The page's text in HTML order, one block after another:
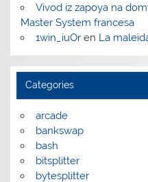
Vivod iz zapoya na
Master System francesa
1win_iuOren La
Categories
arcade
bankswap
bash
bitsplitter
bytesplitter